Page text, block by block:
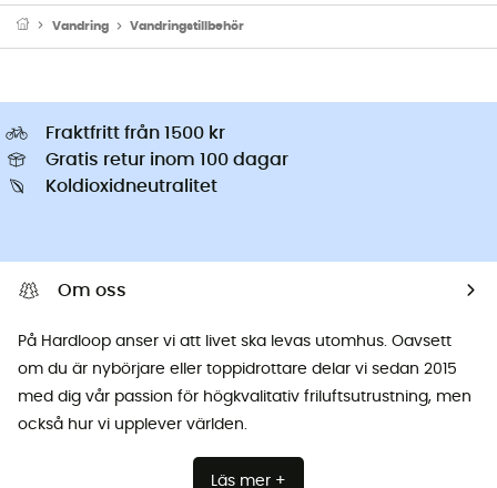
Vandring Vandringstillbehör
Fraktfritt från 1500 kr
Gratis retur inom 100 dagar
Koldioxidneutralitet
Om oss
På Hardloop anser vi att livet ska levas utomhus. Oavsett
om du är nybörjare eller toppidrottare delar vi sedan 2015
med dig vår passion för högkvalitativ friluftsutrustning, men
också hur vi upplever världen.
Läs mer +